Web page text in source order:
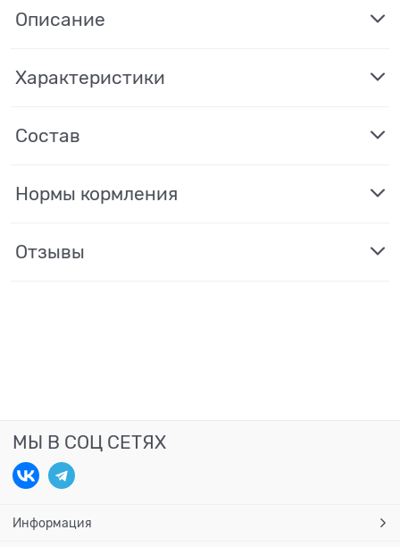
Описание
Характеристики
Состав
Нормы кормления
Отзывы
МЫ В СОЦ СЕТЯХ
Информация